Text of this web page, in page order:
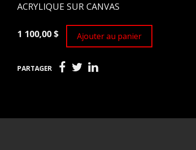
ACRYLIQUE SUR CANVAS
1 100,00 $ Ajouter au panier
PARTAGER